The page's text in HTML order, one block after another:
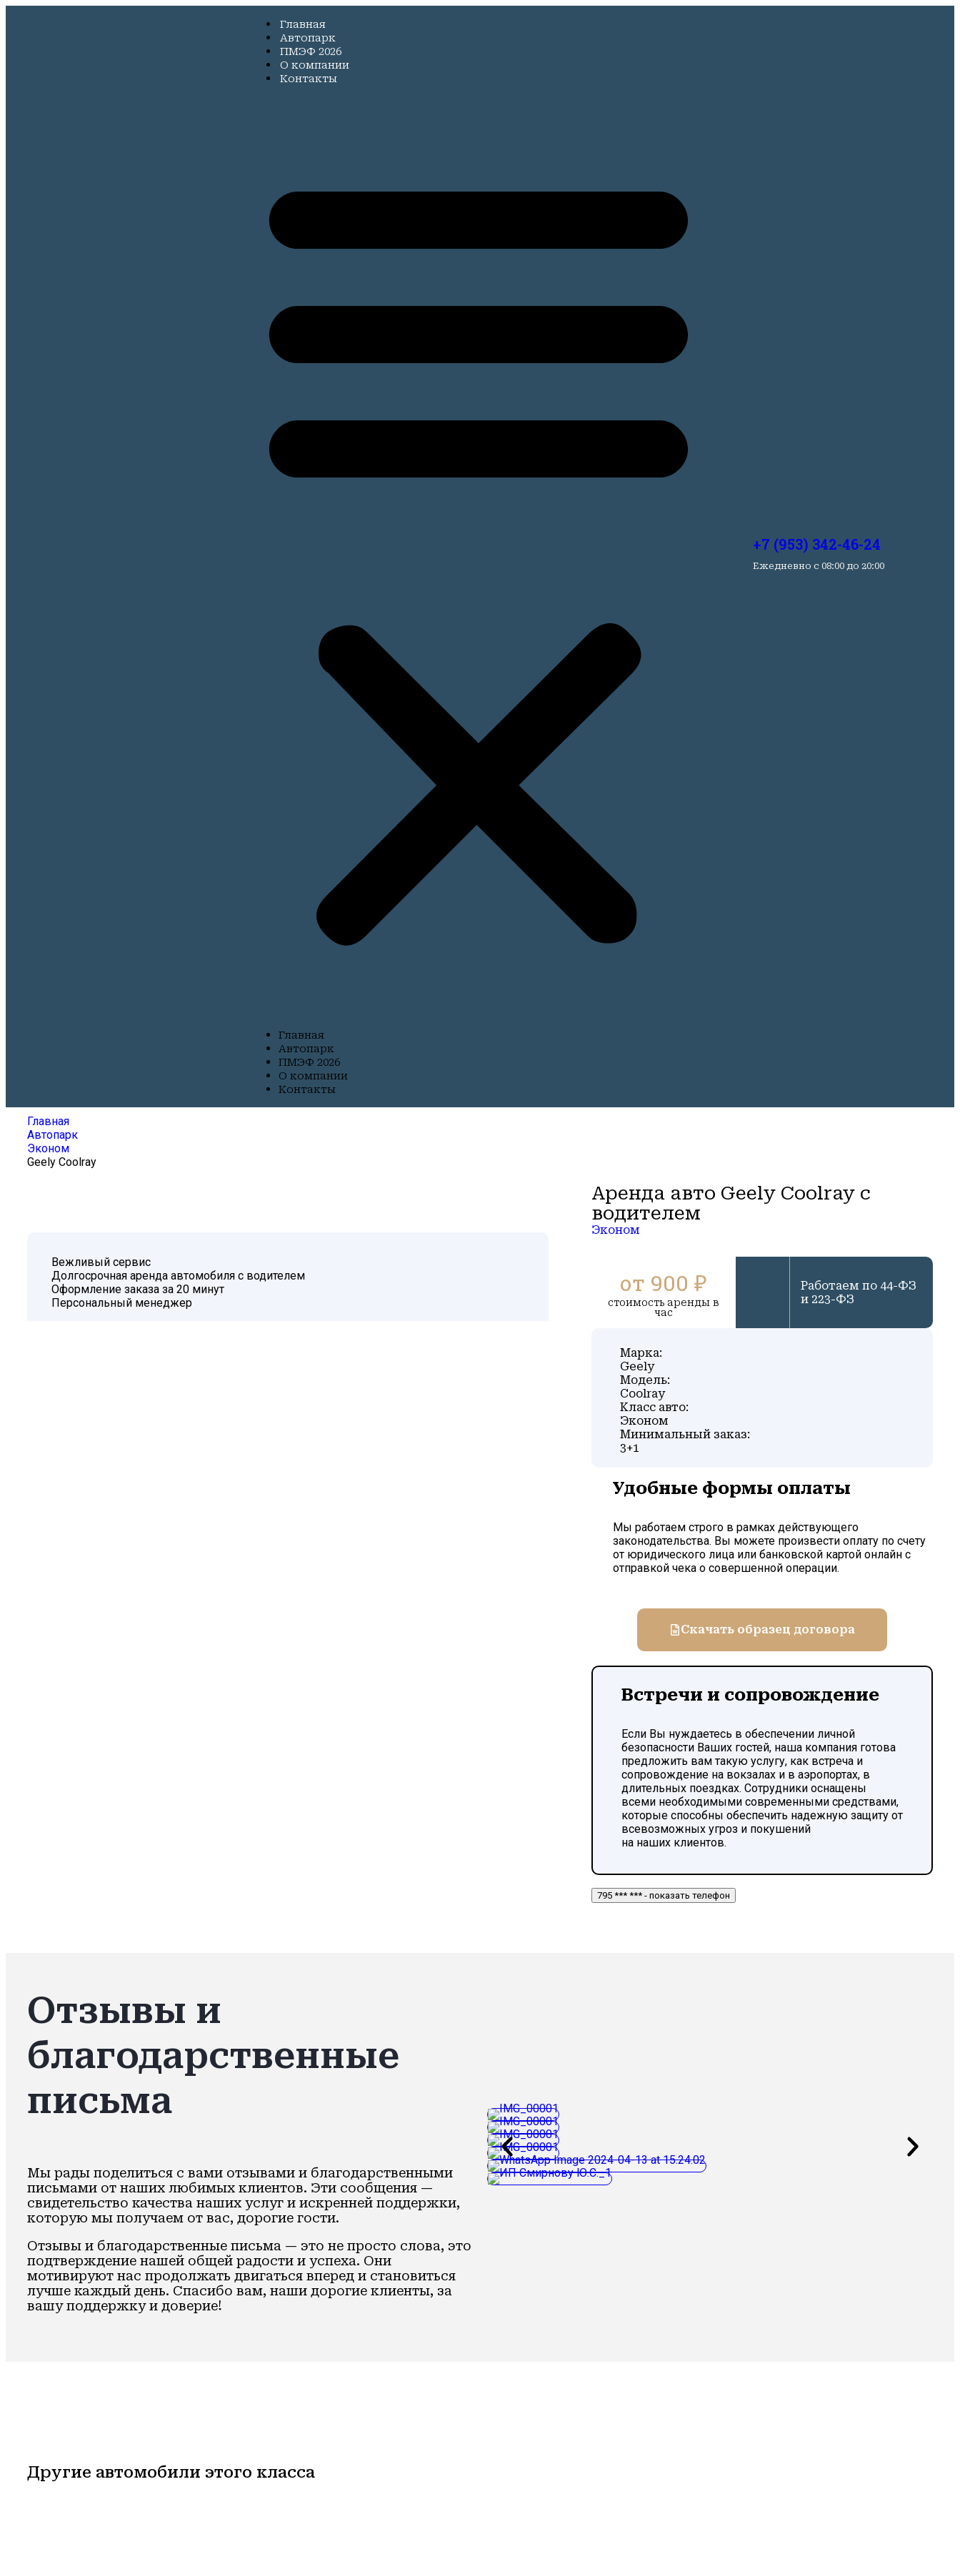
Главная
Автопарк
ПМЭФ 2026
О компании
Контакты
Главная
Автопарк
ПМЭФ 2026
О компании
Контакты
+7 (953) 342-46-24
Ежедневно c 08:00 до 20:00
Главная
Автопарк
Эконом
Geely Coolray
Вежливый сервис
Долгосрочная аренда автомобиля с водителем
Оформление заказа за 20 минут
Персональный менеджер
Аренда авто Geely Coolray с
водителем
Эконом
от 900 ₽
стоимость аренды в
час
Работаем по 44-ФЗ
и 223-ФЗ
Марка:
Geely
Модель:
Coolray
Класс авто:
Эконом
Минимальный заказ:
3+1
Удобные формы оплаты
Мы работаем строго в рамках действующего
законодательства. Вы можете произвести оплату по счету
от юридического лица или банковской картой онлайн с
отправкой чека о совершенной операции.
Скачать образец договора
Встречи и сопровождение
Если Вы нуждаетесь в обеспечении личной
безопасности Ваших гостей, наша компания готова
предложить вам такую услугу, как встреча и
сопровождение на вокзалах и в аэропортах, в
длительных поездках. Сотрудники оснащены
всеми необходимыми современными средствами,
которые способны обеспечить надежную защиту от
всевозможных угроз и покушений
на наших клиентов.
795 *** *** - показать телефон
Отзывы и
благодарственные
письма
Мы рады поделиться с вами отзывами и благодарственными
письмами от наших любимых клиентов. Эти сообщения —
свидетельство качества наших услуг и искренней поддержки,
которую мы получаем от вас, дорогие гости.
Отзывы и благодарственные письма — это не просто слова, это
подтверждение нашей общей радости и успеха. Они
мотивируют нас продолжать двигаться вперед и становиться
лучше каждый день. Спасибо вам, наши дорогие клиенты, за
вашу поддержку и доверие!
Другие автомобили этого класса